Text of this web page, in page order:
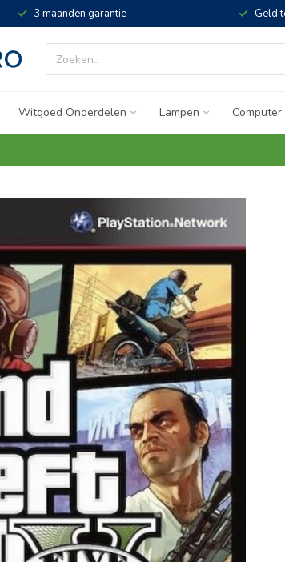
3 maanden garantie Geld
Witgoed Onderdelen Lampen